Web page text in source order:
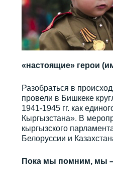
«настоящие» герои
Разобраться в
провели в Бишкеке
1941-1945 гг. как
Кыргызстана». В
кыргызского
Белоруссии и
Пока мы помним, мы